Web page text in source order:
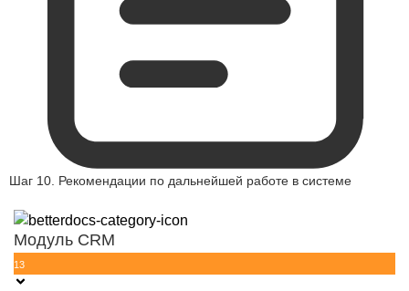
Шаг 10. Рекомендации по дальнейшей работе в системе
Модуль CRM
13